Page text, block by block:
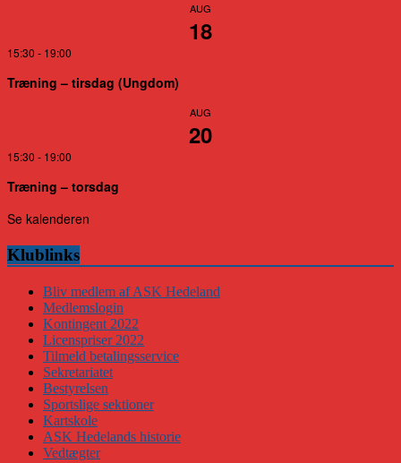
AUG
18
15:30 - 19:00
Træning – tirsdag (Ungdom)
AUG
20
15:30 - 19:00
Træning – torsdag
Se kalenderen
Klublinks
Bliv medlem af ASK Hedeland
Medlemslogin
Kontingent 2022
Licenspriser 2022
Tilmeld betalingsservice
Sekretariatet
Bestyrelsen
Sportslige sektioner
Kartskole
ASK Hedelands historie
Vedtægter